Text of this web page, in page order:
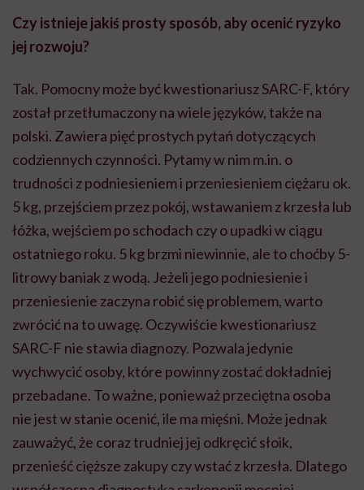
Czy istnieje jakiś prosty sposób, aby ocenić ryzyko
jej rozwoju?
Tak. Pomocny może być kwestionariusz SARC-F, który
został przetłumaczony na wiele języków, także na
polski. Zawiera pięć prostych pytań dotyczących
codziennych czynności. Pytamy w nim m.in. o
trudności z podniesieniem i przeniesieniem ciężaru ok.
5 kg, przejściem przez pokój, wstawaniem z krzesła lub
łóżka, wejściem po schodach czy o upadki w ciągu
ostatniego roku. 5 kg brzmi niewinnie, ale to choćby 5-
litrowy baniak z wodą. Jeżeli jego podniesienie i
przeniesienie zaczyna robić się problemem, warto
zwrócić na to uwagę. Oczywiście kwestionariusz
SARC-F nie stawia diagnozy. Pozwala jedynie
wychwycić osoby, które powinny zostać dokładniej
przebadane. To ważne, ponieważ przeciętna osoba
nie jest w stanie ocenić, ile ma mięśni. Może jednak
zauważyć, że coraz trudniej jej odkręcić słoik,
przenieść cięższe zakupy czy wstać z krzesła. Dlatego